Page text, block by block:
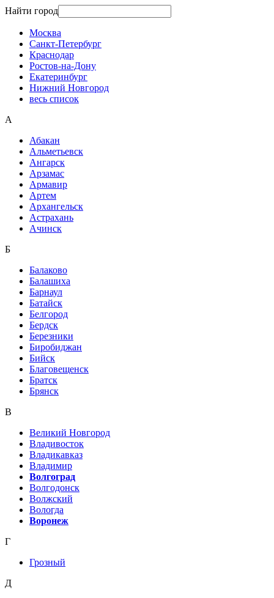
Найти город
Москва
Санкт-Петербург
Краснодар
Ростов-на-Дону
Екатеринбург
Нижний Новгород
весь список
А
Абакан
Альметьевск
Ангарск
Арзамас
Армавир
Артем
Архангельск
Астрахань
Ачинск
Б
Балаково
Балашиха
Барнаул
Батайск
Белгород
Бердск
Березники
Биробиджан
Бийск
Благовещенск
Братск
Брянск
В
Великий Новгород
Владивосток
Владикавказ
Владимир
Волгоград
Волгодонск
Волжский
Вологда
Воронеж
Г
Грозный
Д